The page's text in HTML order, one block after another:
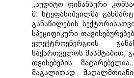
„აუდიტო ფინანსური
მ. სტეფანიშვილმა
განაწილების
სპეციფიკური
ელექტროენერგიის
საქართველოს მასშტაბით,
თვისებების
მაგალითად